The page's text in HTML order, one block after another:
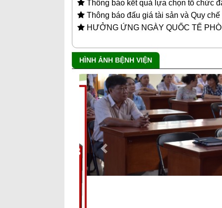
Thông báo kết quả lựa chọn tổ chức
Thông báo đấu giá tài sản và Quy
HƯỞNG ỨNG NGÀY QUỐC TẾ
HÌNH ẢNH BỆNH VIỆN
Previous